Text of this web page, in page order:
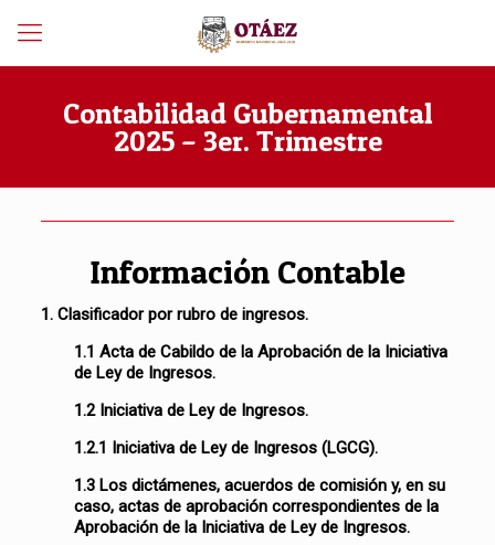
Contabilidad Gubernamental
2025 – 3er. Trimestre
Información Contable
1. Clasificador por rubro de ingresos.
1.1 Acta de Cabildo de la Aprobación de la Iniciativa
de Ley de Ingresos.
1.2 Iniciativa de Ley de Ingresos.
1.2.1 Iniciativa de Ley de Ingresos (LGCG).
1.3 Los dictámenes, acuerdos de comisión y, en su
caso, actas de aprobación correspondientes de la
Aprobación de la Iniciativa de Ley de Ingresos.